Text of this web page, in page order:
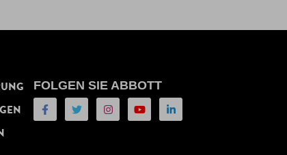
FOLGEN SIE ABBOTT